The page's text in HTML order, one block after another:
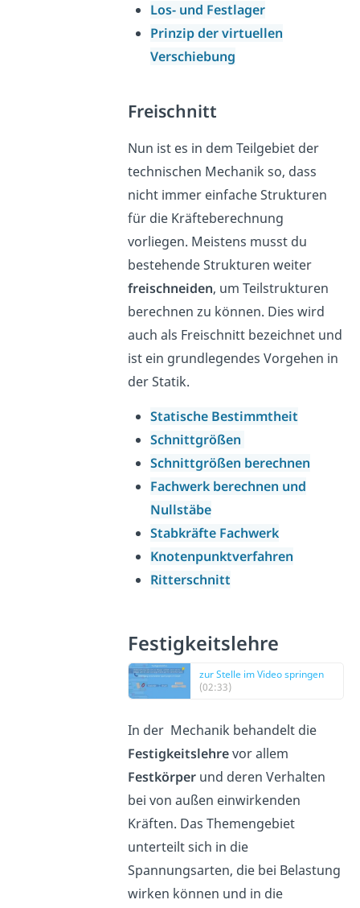
Los- und Festlager
Prinzip der virtuellen
Verschiebung
Freischnitt
Nun ist es in dem Teilgebiet der
technischen Mechanik so, dass
nicht immer einfache Strukturen
für die Kräfteberechnung
vorliegen. Meistens musst du
bestehende Strukturen weiter
freischneiden, um Teilstrukturen
berechnen zu können. Dies wird
auch als Freischnitt bezeichnet und
ist ein grundlegendes Vorgehen in
der Statik.
Statische Bestimmtheit
Schnittgrößen
Schnittgrößen berechnen
Fachwerk berechnen und
Nullstäbe
Stabkräfte Fachwerk
Knotenpunktverfahren
Ritterschnitt
Festigkeitslehre
zur Stelle im Video springen
(02:33)
In der Mechanik behandelt die
Festigkeitslehrevor allem
Festkörperund deren Verhalten
bei von außen einwirkenden
Kräften. Das Themengebiet
unterteilt sich in die
Spannungsarten, die bei Belastung
wirken können und in die